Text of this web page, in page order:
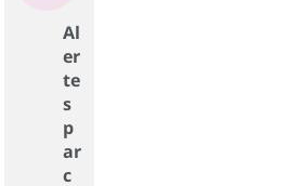
Al
er
te
s
p
ar
c